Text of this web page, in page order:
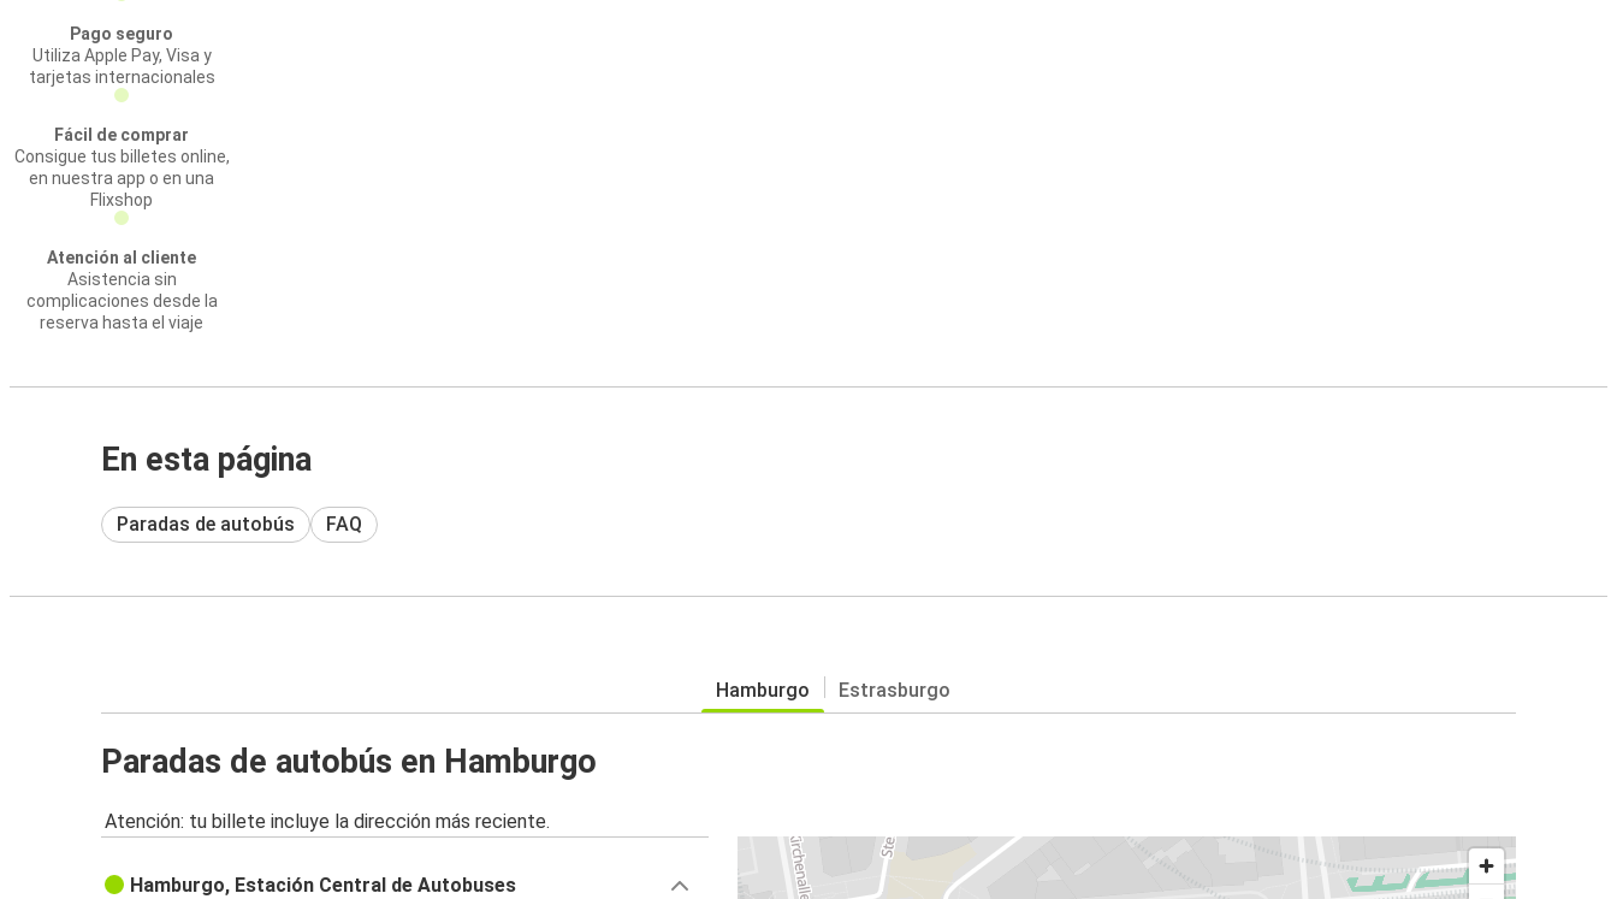
Pago seguro
Utiliza Apple Pay, Visa y
tarjetas internacionales
Fácil de comprar
Consigue tus billetes online,
en nuestra app o en una
Flixshop
Atención al cliente
Asistencia sin
complicaciones desde la
reserva hasta el viaje
En esta página
Paradas de autobús FAQ
Hamburgo Estrasburgo
Paradas de autobús en Hamburgo
Atención: tu billete incluye la dirección más reciente.
Hamburgo, Estación Central de Autobuses